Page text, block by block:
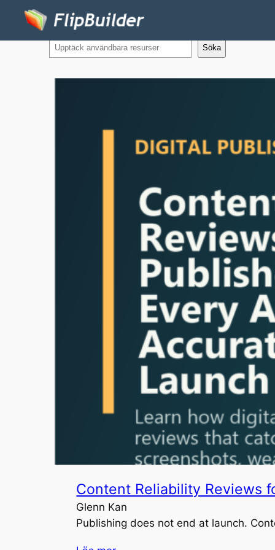
Söka Söka
Content Reliability Reviews
Glenn Kan
Publishing does not end at launch.